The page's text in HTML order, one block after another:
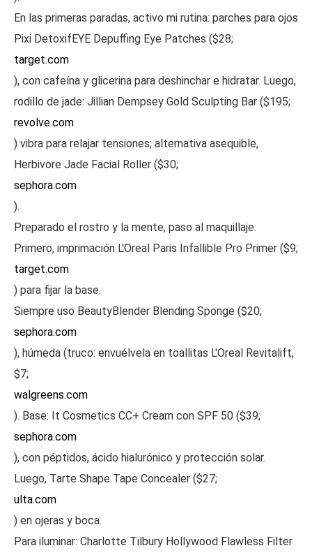
En las primeras paradas, activo mi rutina: parches para ojos
Pixi DetoxifEYE Depuffing Eye Patches ($28;
target.com
), con cafeína y glicerina para deshinchar e hidratar. Luego,
rodillo de jade: Jillian Dempsey Gold Sculpting Bar ($195;
revolve.com
) vibra para relajar tensiones; alternativa asequible,
Herbivore Jade Facial Roller ($30;
sephora.com
).
Preparado el rostro y la mente, paso al maquillaje.
Primero, imprimación L'Oreal Paris Infallible Pro Primer ($9;
target.com
) para fijar la base.
Siempre uso BeautyBlender Blending Sponge ($20;
sephora.com
), húmeda (truco: envuélvela en toallitas L'Oreal Revitalift,
$7;
walgreens.com
). Base: It Cosmetics CC+ Cream con SPF 50 ($39;
sephora.com
), con péptidos, ácido hialurónico y protección solar.
Luego, Tarte Shape Tape Concealer ($27;
ulta.com
) en ojeras y boca.
Para iluminar: Charlotte Tilbury Hollywood Flawless Filter